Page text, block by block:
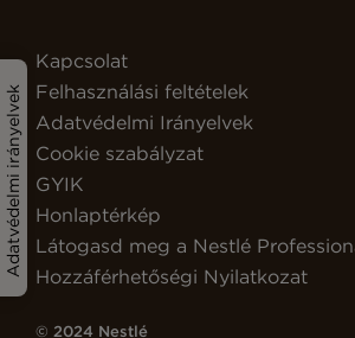
Adatvédelmi irányelvek
Kapcsolat
Felhasználási feltételek
Adatvédelmi Irányelvek
Cookie szabályzat
GYIK
Honlaptérkép
Látogasd meg a Nestlé
Hozzáférhetőségi Nyilatkozat
© 2024 Nestlé